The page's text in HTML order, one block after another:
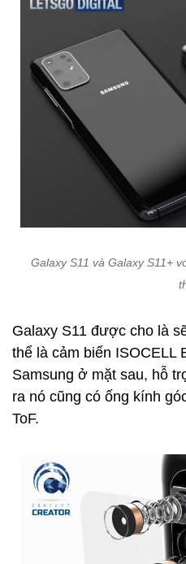
Galaxy S11 và Galaxy S11+
Galaxy S11 được cho là
thể là cảm biến ISOCELL
Samsung ở mặt sau, hỗ
ra nó cũng có ống kính
ToF.